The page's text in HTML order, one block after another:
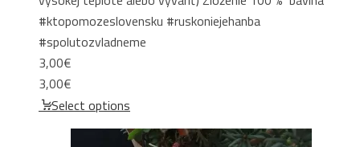
#ktopomozeslovensku #ruskoniejehanba
#spolutozvladneme
3,00€
3,00€
Select options